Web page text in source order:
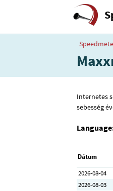
Internetes
sebesség
Dátum
2026-08-04
2026-08-03